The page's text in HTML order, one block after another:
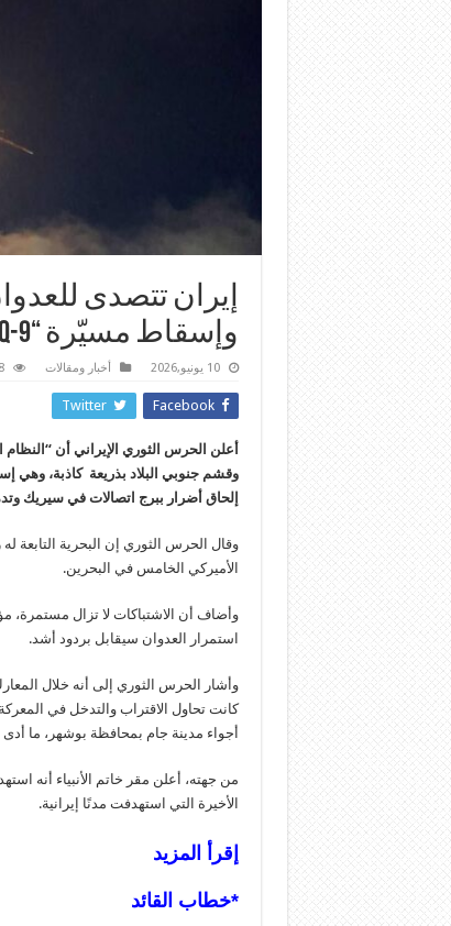
إيران تتصدى
وإسقاط مسيّرة “MQ-9”
10 يونيو,2026 أخبار ومقالات
Facebook
Twitter
أعلن الحرس الثوري الإيراني أن
وقشم جنوبي البلاد بذريعة كاذبة، وهي
إلحاق أضرار ببرج اتصالات في سيريك
وقال الحرس الثوري إن البحرية
الأميركي الخامس في البحرين.
وأضاف أن الاشتباكات لا تزال مستمرة،
استمرار العدوان سيقابل بردود أشد.
كانت تحاول الاقتراب والتدخل في
أجواء مدينة جام بمحافظة بوشهر، ما
من جهته، أعلن مقر خاتم الأنبياء أنه
الأخيرة التي استهدفت مدنًا إيرانية.
إقرأ المزيد
*خطاب القائد